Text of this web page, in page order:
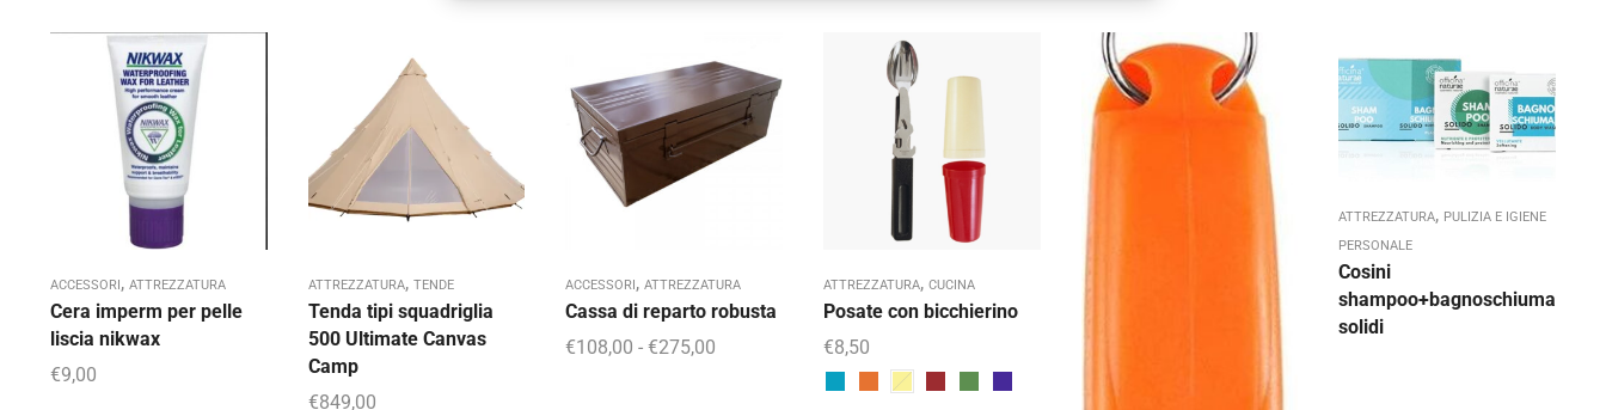
ACCESSORI, ATTREZZATURA
Cera imperm per pelle
liscia nikwax
€9,00
ATTREZZATURA, TENDE
Tenda tipi squadriglia
500 Ultimate Canvas
Camp
€849,00
ACCESSORI,ATTREZZATURA
Cassa di reparto robusta
€108,00 - €275,00
ATTREZZATURA, CUCINA
Posate con bicchierino
€8,50
ATTREZZATURA, PULIZIA E IGIENE
PERSONALE
Cosini
shampoo+bagnoschiuma
solidi